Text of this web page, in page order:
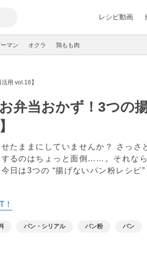
レシピ動画
ーマン オクラ 鶏もも肉
用 vol.16】
弁当おかず！3つの
たままにしていませんか？ さっさ
るのはちょっと面倒……。それな
日は3つの “揚げないパン粉レシピ
パン・シリアル パン粉 パン